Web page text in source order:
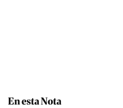
En esta Nota